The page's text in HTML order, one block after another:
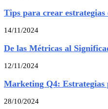
Tips para crear estrategias
14/11/2024
De las Métricas al
12/11/2024
Marketing Q4: Estrategias
28/10/2024